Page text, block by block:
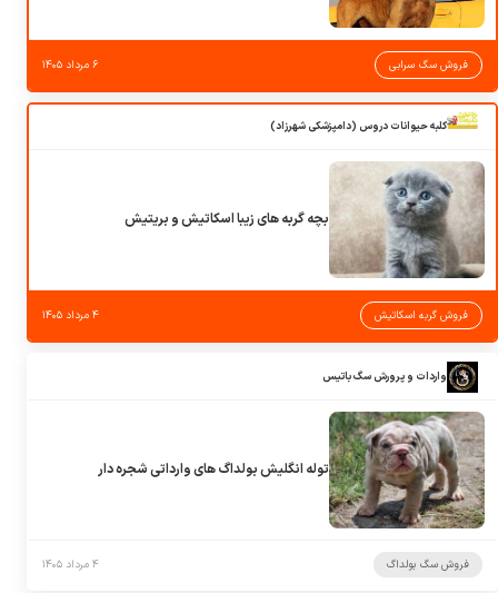
فروش سگ سرابی ۶ مرداد ۱۴۰۵
کلبه حیوانات دروس (دامپزشکی شهرزاد)
بچه گربه های زیبا اسکاتیش و بریتیش
فروش گربه اسکاتیش ۴ مرداد ۱۴۰۵
واردات و پرورش سگ باتیس
توله انگلیش بولداگ های وارداتی شجره دار
فروش سگ بولداگ ۴ مرداد ۱۴۰۵